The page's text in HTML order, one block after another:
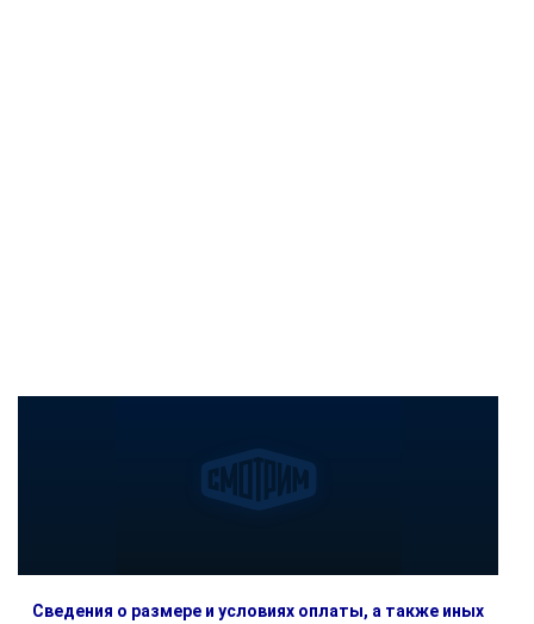
Сведения о размере и условиях оплаты, а также иных